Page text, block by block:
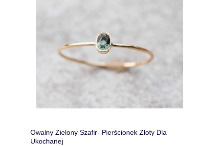
Owalny Zielony Szafir- Pierścionek Złoty Dla
Ukochanej